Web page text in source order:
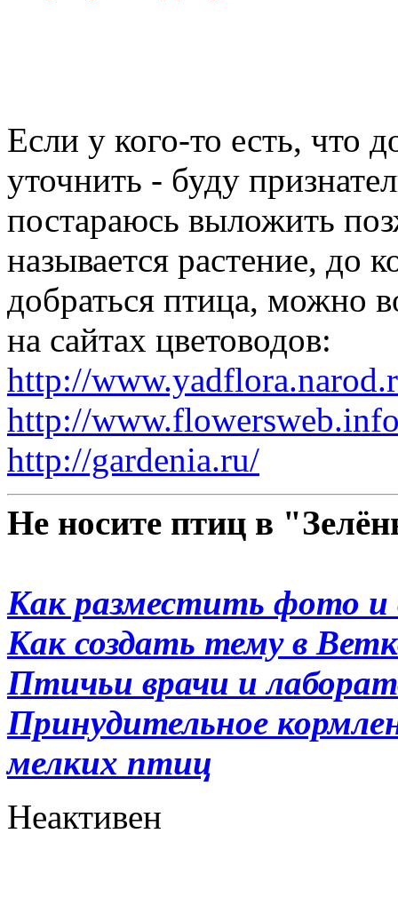
Если у кого-то есть, что
уточнить - буду
постараюсь выложить
называется растение, до
добраться птица, можно
на сайтах цветоводов:
http://
http://
http://gardenia.ru/
Не носите птиц в
Как разместить фото и
Как создать тему в
Птичьи врачи и
Принудительное
мелких птиц
Неактивен